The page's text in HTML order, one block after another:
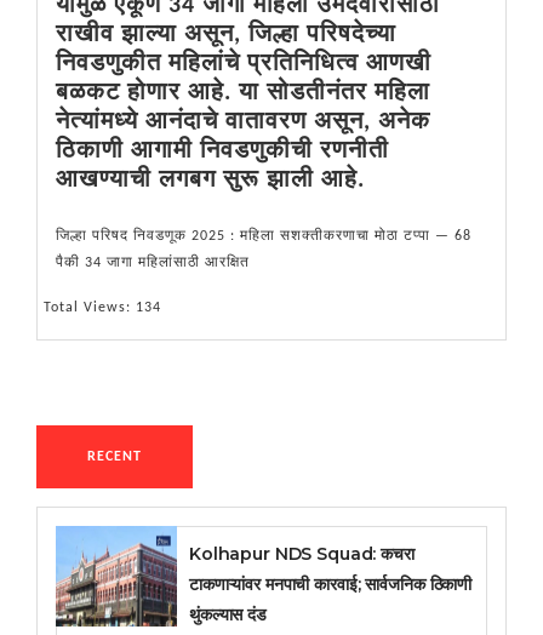
यामुळे एकूण 34 जागा महिला उमेदवारांसाठी
राखीव झाल्या असून, जिल्हा परिषदेच्या
निवडणुकीत महिलांचे प्रतिनिधित्व आणखी
बळकट होणार आहे. या सोडतीनंतर महिला
नेत्यांमध्ये आनंदाचे वातावरण असून, अनेक
ठिकाणी आगामी निवडणुकीची रणनीती
आखण्याची लगबग सुरू झाली आहे.
जिल्हा परिषद निवडणूक 2025 : महिला सशक्तीकरणाचा मोठा टप्पा — 68
पैकी 34 जागा महिलांसाठी आरक्षित
Total Views: 134
RECENT
Kolhapur NDS Squad: कचरा
टाकणाऱ्यांवर मनपाची कारवाई; सार्वजनिक ठिकाणी
थुंकल्यास दंड